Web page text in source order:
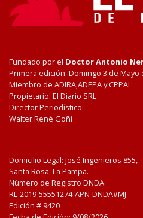
Fundado por el Doctor Antonio
Primera edición: Domingo 3 de Mayo
Miembro de ADIRA,ADEPA y CPPAL
Propietario: El Diario SRL
Director Periodístico:
Walter René Goñi
Domicilio Legal: José Ingenieros 855,
Santa Rosa, La Pampa.
Número de Registro DNDA:
RL-2019-55551274-APN-DNDA#MJ
Edición # 9420